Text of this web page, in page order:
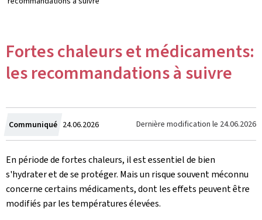
Fortes chaleurs et médicaments:
les recommandations à suivre
Communiqué Crée
le
24.06.2026 Dernière modification le 24.06.2026
En période de fortes chaleurs, il est essentiel de bien
s'hydrater et de se protéger. Mais un risque souvent méconnu
concerne certains médicaments, dont les effets peuvent être
modifiés par les températures élevées.